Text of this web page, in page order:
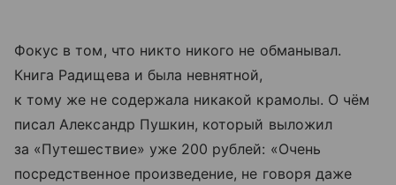
Фокус в том, что никто никого не обманывал.
Книга Радищева и была невнятной,
к тому же не содержала никакой крамолы. О чём
писал Александр Пушкин, который выложил
за «Путешествие» уже 200 рублей: «Очень
посредственное произведение, не говоря даже